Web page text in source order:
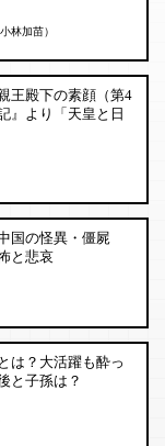
林加苗）
王殿下の素顔（第4
』より「天皇と日
国の怪異・僵屍
と悲哀
は？大活躍も酔っ
と子孫は？